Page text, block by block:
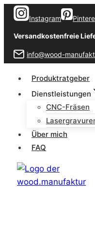
Zum
Inhalt
springen
Instagram
Versandkostenfreie
info@wood-
Produktratgeber
Dienstleistungen
CNC-Fräsen
Über mich
FAQ